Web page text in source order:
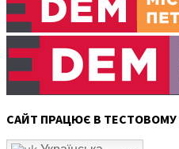
САЙТ ПРАЦЮЄ В